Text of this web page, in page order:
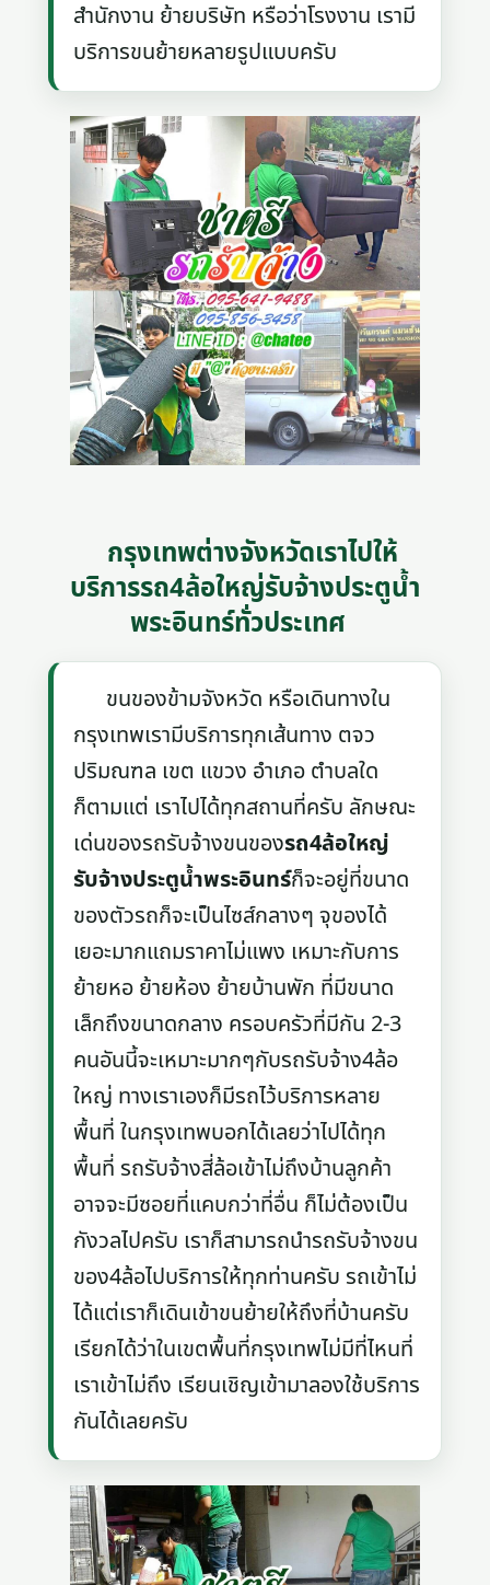
สำนักงาน ย้ายบริษัท หรือว่าโรงงาน เรามี
บริการขนย้ายหลายรูปแบบครับ
กรุงเทพต่างจังหวัดเราไปให้
บริการรถ4ล้อใหญ่รับจ้างประตูน้ำ
พระอินทร์ทั่วประเทศ
ขนของข้ามจังหวัด หรือเดินทางใน
กรุงเทพเรามีบริการทุกเส้นทาง ตจว
ปริมณฑล เขต แขวง อำเภอ ตำบลใด
ก็ตามแต่ เราไปได้ทุกสถานที่ครับ ลักษณะ
เด่นของรถรับจ้างขนของรถ4ล้อใหญ่
รับจ้างประตูน้ำพระอินทร์ก็จะอยู่ที่ขนาด
ของตัวรถก็จะเป็นไซส์กลางๆ จุของได้
เยอะมากแถมราคาไม่แพง เหมาะกับการ
ย้ายหอ ย้ายห้อง ย้ายบ้านพัก ที่มีขนาด
เล็กถึงขนาดกลาง ครอบครัวที่มีกัน 2-3
คนอันนี้จะเหมาะมากๆกับรถรับจ้าง4ล้อ
ใหญ่ ทางเราเองก็มีรถไว้บริการหลาย
พื้นที่ ในกรุงเทพบอกได้เลยว่าไปได้ทุก
พื้นที่ รถรับจ้างสี่ล้อเข้าไม่ถึงบ้านลูกค้า
อาจจะมีซอยที่แคบกว่าที่อื่น ก็ไม่ต้องเป็น
กังวลไปครับ เราก็สามารถนำรถรับจ้างขน
ของ4ล้อไปบริการให้ทุกท่านครับ รถเข้าไม่
ได้แต่เราก็เดินเข้าขนย้ายให้ถึงที่บ้านครับ
เรียกได้ว่าในเขตพื้นที่กรุงเทพไม่มีที่ไหนที่
เราเข้าไม่ถึง เรียนเชิญเข้ามาลองใช้บริการ
กันได้เลยครับ